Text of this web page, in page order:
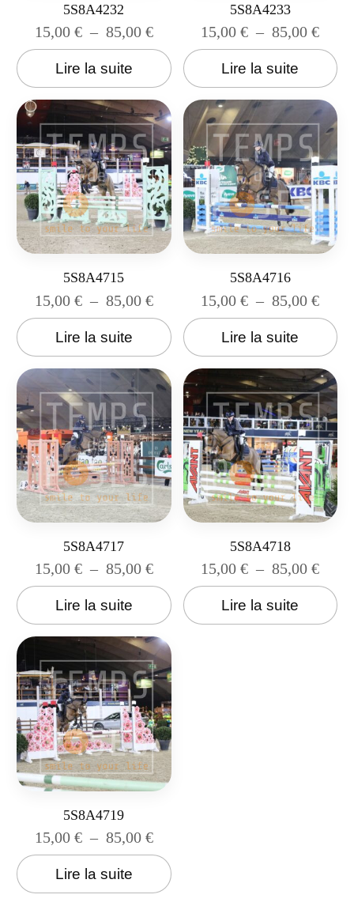
5S8A4232
15,00 € – 85,00 €
Lire la suite
5S8A4233
15,00€ – 85,00€
Lire la suite
5S8A4715
15,00 € – 85,00 €
Lire la suite
5S8A4716
15,00€ – 85,00€
Lire la suite
5S8A4717
15,00 € – 85,00 €
Lire la suite
5S8A4718
15,00€ – 85,00€
Lire la suite
5S8A4719
15,00 € – 85,00 €
Lire la suite